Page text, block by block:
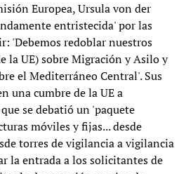
Europea, Ursula von der
entristecida' por las
'Debemos redoblar nuestros
la UE) sobre Migración y Asilo y
el Mediterráneo Central'. Sus
una cumbre de la UE a
se debatió un 'paquete
móviles y fijas... desde
torres de vigilancia a vigilancia
la entrada a los solicitantes de